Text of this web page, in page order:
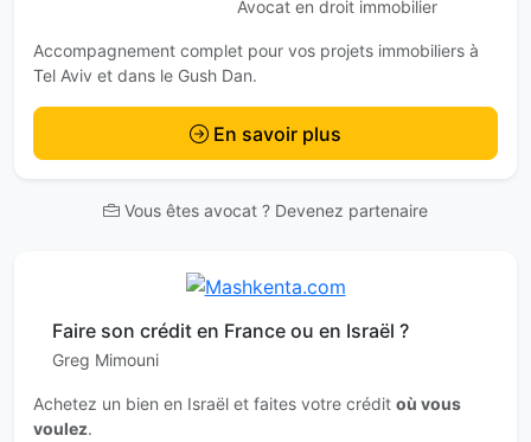
Avocat en droit immobilier
Accompagnement complet pour vos projets immobiliers à
Tel Aviv et dans le Gush Dan.
En savoir plus
Vous êtes avocat ? Devenez partenaire
Faire son crédit en France ou en Israël ?
Greg Mimouni
Achetez un bien en Israël et faites votre crédit où vous
voulez.